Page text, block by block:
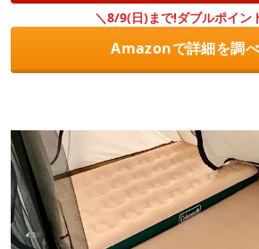
＼8/9(日)まで!ダブルポイン
Amazonで詳細を調